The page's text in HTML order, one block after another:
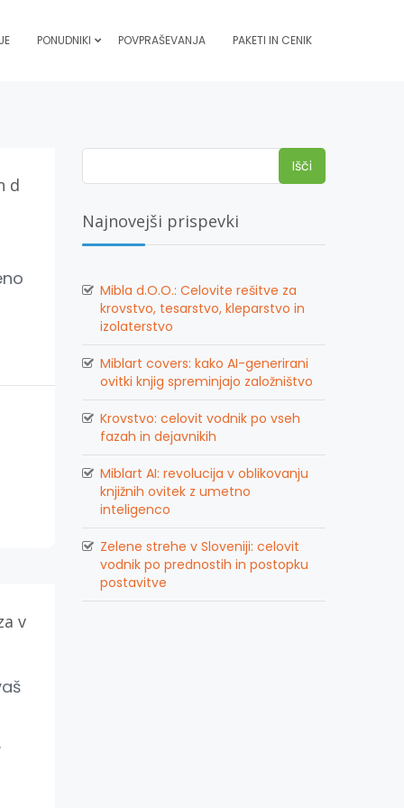
PONUDNIKI POVPRAŠEVANJA PAKETI IN CENIK
d
v
Najnovejši prispevki
Mibla d.O.O.: Celovite rešitve za
krovstvo, tesarstvo, kleparstvo in
izolaterstvo
Miblart covers: kako AI-generirani
ovitki knjig spreminjajo založništvo
Krovstvo: celovit vodnik po vseh
fazah in dejavnikih
Miblart AI: revolucija v oblikovanju
knjižnih ovitek z umetno
inteligenco
Zelene strehe v Sloveniji: celovit
vodnik po prednostih in postopku
postavitve